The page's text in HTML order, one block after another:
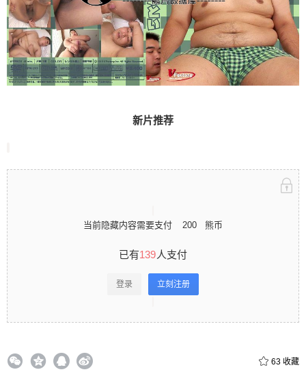
新片推荐
当前隐藏内容需要支付 200 熊币
已有139人支付
登录 立刻注册
63 收藏
新片推荐 当前隐藏内容需要支付200熊币 已有139
人支付 登录立刻注册 0 收藏